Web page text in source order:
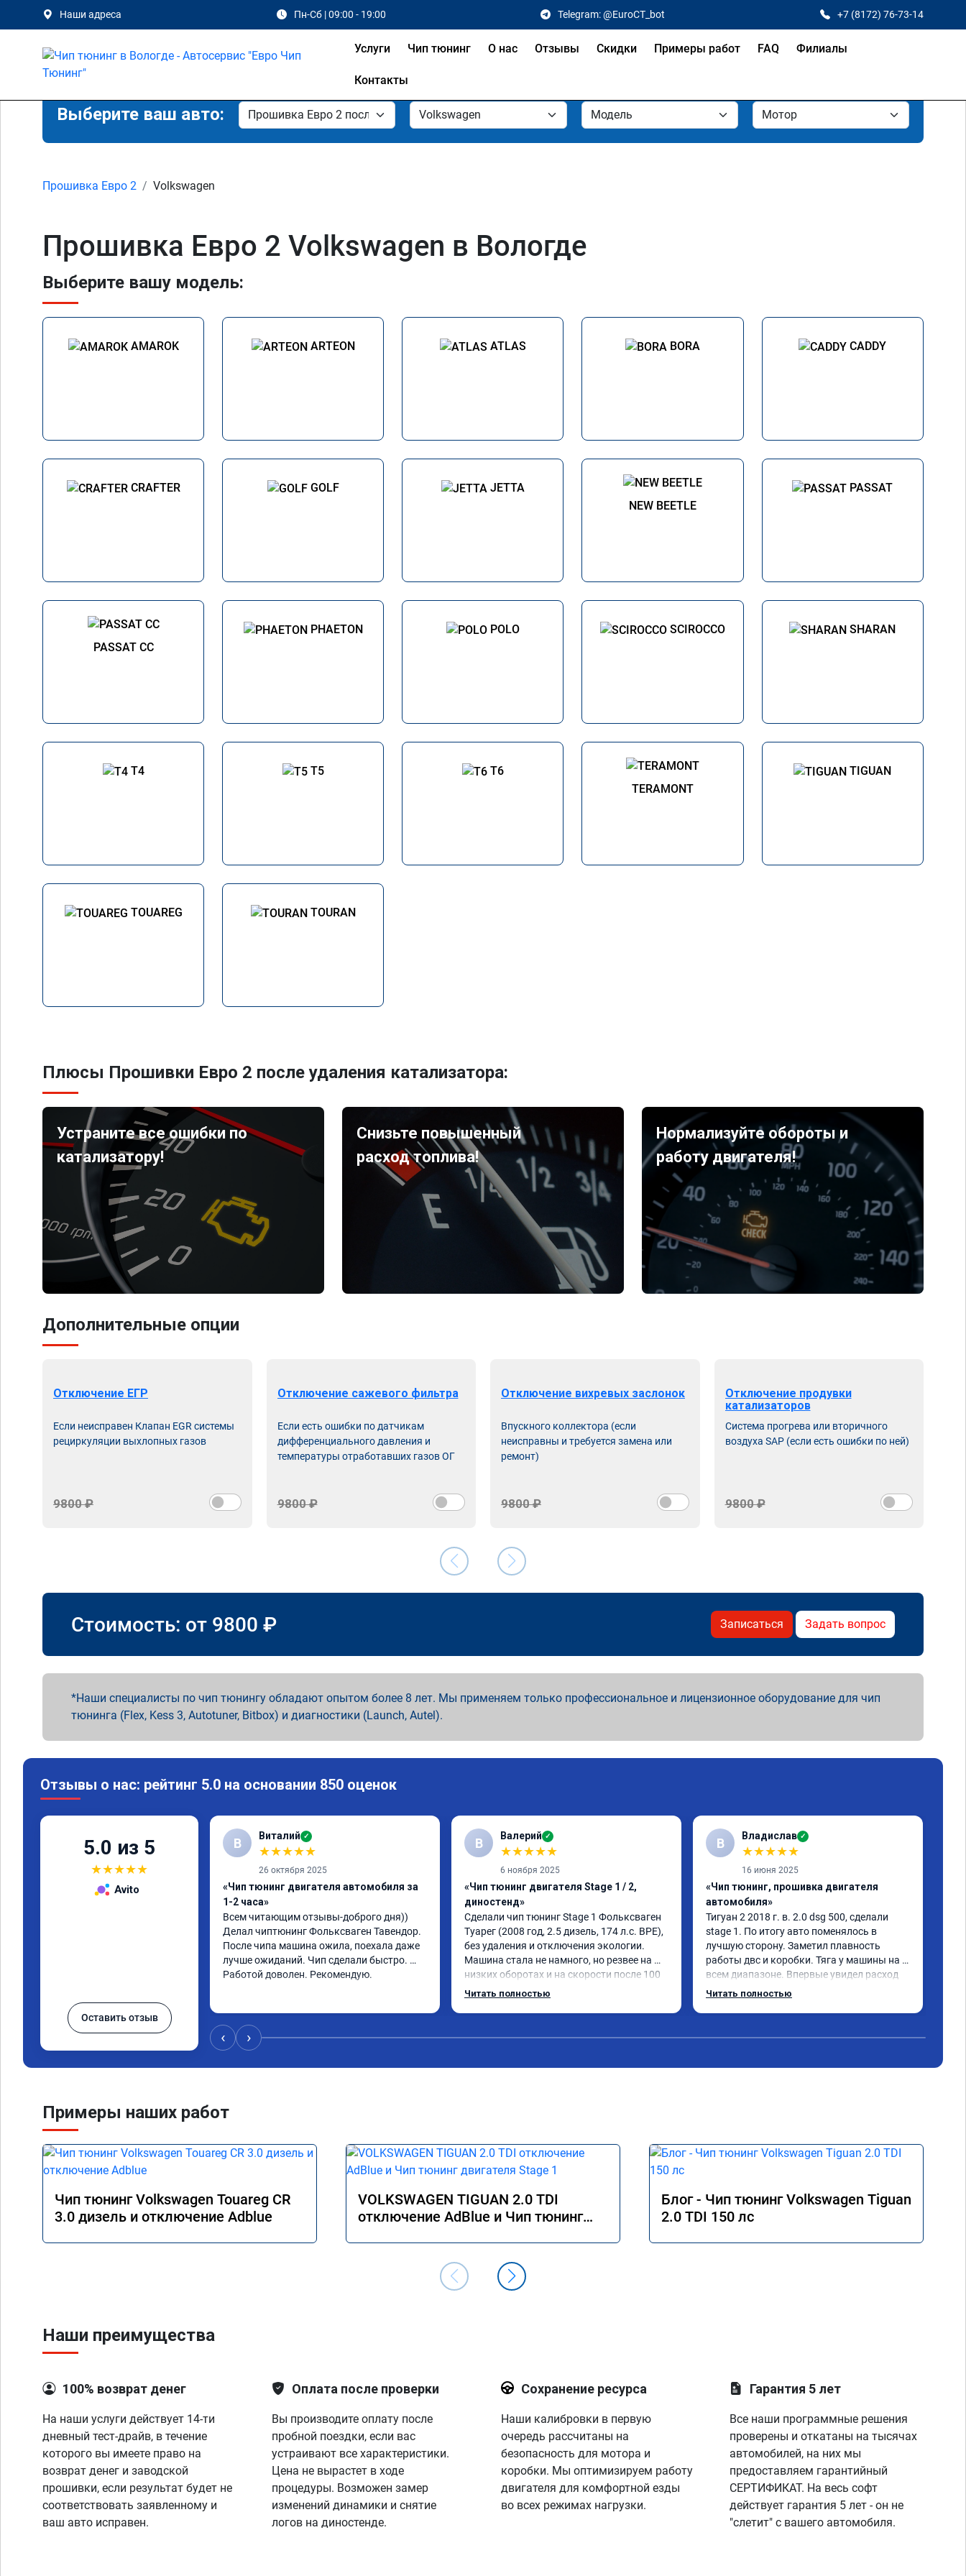
Наши адреса Пн-Сб | 09:00 - 19:00 Telegram: @EuroCT_bot +7 (8172) 76-73-14
Услуги Чип тюнинг О нас Отзывы Скидки Примеры работ FAQ Филиалы
Контакты
Выберите ваш авто:
Прошивка Евро 2 Volkswagen
Прошивка Евро 2 Volkswagen в Вологде
Выберите вашу модель:
AMAROK ARTEON ATLAS BORA CADDY
CRAFTER GOLF
JETTA
NEW BEETLE
PASSAT
PASSAT CC
PHAETON POLO SCIROCCO SHARAN
T4 T5
T6
TERAMONT
TIGUAN
TOUAREG TOURAN
Плюсы Прошивки Евро 2 после удаления катализатора:
Устраните все ошибки по
катализатору!
Снизьте повышенный
расход топлива!
Нормализуйте обороты и
работу двигателя!
Дополнительные опции
Отключение ЕГР
Если неисправен Клапан EGR системы
рециркуляции выхлопных газов
9800 ₽
Отключение сажевого фильтра
Если есть ошибки по датчикам
дифференциального давления и
температуры отработавших газов ОГ
9800 ₽
Отключение вихревых заслонок
Впускного коллектора (если
неисправны и требуется замена или
ремонт)
9800 ₽
Отключение продувки
катализаторов
Система прогрева или вторичного
воздуха SAP (если есть ошибки по ней)
9800 ₽
Стоимость: от 9800 ₽ Записаться Задать вопрос
Наши специалисты по чип тюнингу обладают опытом более 8 лет. Мы применяем только профессиональное и лицензионное оборудование для чип
тюнинга (Flex, Kess 3, Autotuner, Bitbox) и диагностики (Launch, Autel).
Отзывы о нас: рейтинг 5.0 на основании 850 оценок
5.0 из 5
★★★★★
Avito
Оставить отзыв
В Виталий ✓
★★★★★
26 октября 2025
«Чип тюнинг двигателя автомобиля за
1-2 часа»
Всем читающим отзывы-доброго дня))
Делал чиптюнинг Фольксваген Тавендор.
После чипа машина ожила, поехала даже
лучше ожиданий. Чип сделали быстро.
Работой доволен. Рекомендую.
В Валерий ✓
★★★★★
6 ноября 2025
«Чип тюнинг двигателя Stage 1 / 2,
диностенд»
Сделали чип тюнинг Stage 1 Фольксваген
Туарег (2008 год, 2.5 дизель, 174 л.с. BPE),
без удаления и отключения экологии.
Машина стала не намного, но резвее на
низких оборотах и на скорости после 100
км/ч при обгонах.
Читать полностью
В Владислав ✓
★★★★★
16 июня 2025
«Чип тюнинг, прошивка двигателя
автомобиля»
Тигуан 2 2018 г. в. 2.0 dsg 500, сделали
stage 1. По итогу авто поменялось в
лучшую сторону. Заметил плавность
работы двс и коробки. Тяга у машины на
всем диапазоне. Впервые увидел расход
по трассе меньше 8 литров. Сколько
Читать полностью
‹ ›
Примеры наших работ
Чип тюнинг Volkswagen Touareg CR
3.0 дизель и отключение Adblue
VOLKSWAGEN TIGUAN 2.0 TDI
отключение AdBlue и Чип тюнинг
Блог - Чип тюнинг Volkswagen Tiguan
2.0 TDI 150 лс
Наши преимущества
100% возврат денег
На наши услуги действует 14-ти
дневный тест-драйв, в течение
которого вы имеете право на
возврат денег и заводской
прошивки, если результат будет не
соответствовать заявленному и
ваш авто исправен.
Оплата после проверки
Вы производите оплату после
пробной поездки, если вас
устраивают все характеристики.
Цена не вырастет в ходе
процедуры. Возможен замер
изменений динамики и снятие
логов на диностенде.
Сохранение ресурса
Наши калибровки в первую
очередь рассчитаны на
безопасность для мотора и
коробки. Мы оптимизируем работу
двигателя для комфортной езды
во всех режимах нагрузки.
Гарантия 5 лет
Все наши программные решения
проверены и откатаны на тысячах
автомобилей, на них мы
предоставляем гарантийный
СЕРТИФИКАТ. На весь софт
действует гарантия 5 лет - он не
"слетит" с вашего автомобиля.